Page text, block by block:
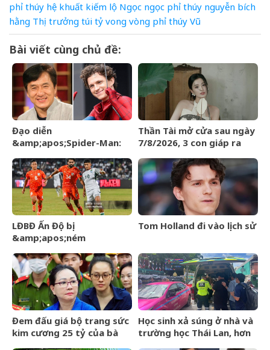
phỉ thúy hệ khuất kiếm lộ Ngọc ngọc phỉ thúy nguyễn bích
hằng Thị trưởng túi tỷ vong vòng phỉ thúy Vũ
Bài viết cùng chủ đề:
Đạo diễn
&amp;apos;Spider-Man:
Day&amp;apos; lên tiếng
về tin đồn liên quan đến
Thành Long
Thần Tài mở cửa sau ngày
7/8/2026, 3 con giáp ra
mỏi tay đếm tiền
LĐBĐ Ấn Độ bị
&amp;apos;ném
mang đội hình B dự giải Vô
địch ĐNÁ của FIFA
Tom Holland đi vào lịch sử
Đem đấu giá bộ trang sức
kim cương 25 tỷ của bà
Học sinh xả súng ở nhà và
trường học Thái Lan, hơn